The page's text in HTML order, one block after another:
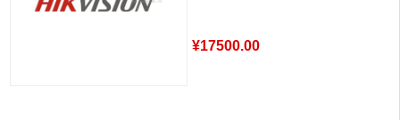
¥17500.00